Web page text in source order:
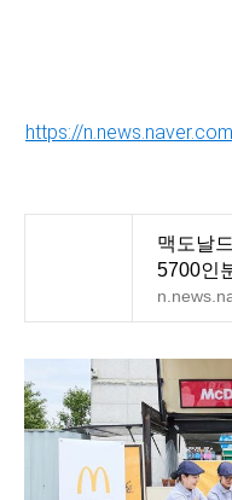
https://
맥도날
5700인